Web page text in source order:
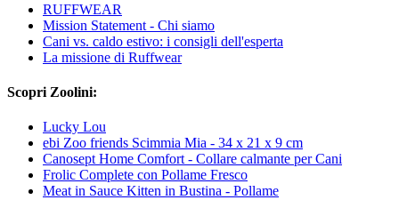
RUFFWEAR
Mission Statement - Chi siamo
Cani vs. caldo estivo: i consigli dell'esperta
La missione di Ruffwear
Scopri Zoolini:
Lucky Lou
ebi Zoo friends Scimmia Mia - 34 x 21 x 9 cm
Canosept Home Comfort - Collare calmante per Cani
Frolic Complete con Pollame Fresco
Meat in Sauce Kitten in Bustina - Pollame